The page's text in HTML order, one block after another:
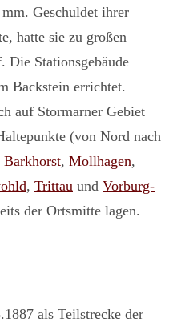
Geschuldet ihrer
hatte sie zu großen
Die Stationsgebäude
Backstein errichtet.
auf Stormarner Gebiet
(von Nord nach
Barkhorst, Mollhagen,
, Trittau und Vorburg-
der Ortsmitte lagen.
als Teilstrecke der